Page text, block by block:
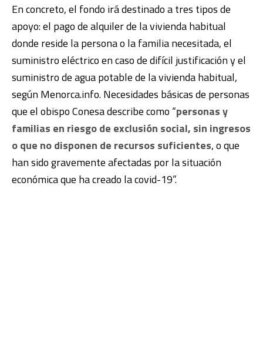
En concreto, el fondo irá destinado a tres tipos de
apoyo: el pago de alquiler de la vivienda habitual
donde reside la persona o la familia necesitada, el
suministro eléctrico en caso de difícil justificación y el
suministro de agua potable de la vivienda habitual,
según Menorca.info. Necesidades básicas de personas
que el obispo Conesa describe como “personas y
familias en riesgo de exclusión social, sin ingresos
o que no disponen de recursos suficientes, o que
han sido gravemente afectadas por la situación
económica que ha creado la covid-19”.